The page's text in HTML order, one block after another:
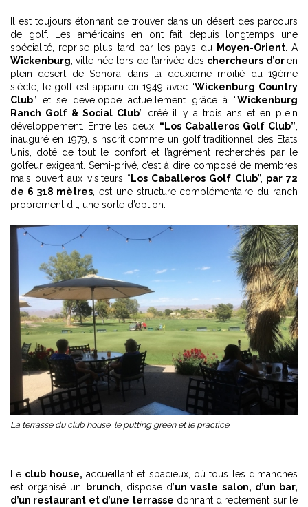
Il est toujours étonnant de trouver dans un désert des parcours
de golf. Les américains en ont fait depuis longtemps une
spécialité, reprise plus tard par les pays du
Moyen-Orient. A
Wickenburg , ville née lors de l’arrivée des chercheurs d’oren
plein désert de Sonora dans la deuxième moitié du 19ème
siècle, le golf est apparu en 1949 avec “Wickenburg Country
Club” et se développe actuellement grâce à “Wickenburg
Ranch Golf & Social Club” créé il y a trois ans et en plein
développement. Entre les deux, “Los Caballeros Golf Club”
inauguré en 1979, s’inscrit comme un golf traditionnel des Etats
Unis, doté de tout le confort et l’agrément recherchés par le
golfeur exigeant. Semi-privé, c’est à dire composé de membres
mais ouvert aux visiteurs “ Los Caballeros Golf Club”, par 72
de 6 318 mètres , est une structure complémentaire du ranch
proprement dit, une sorte d’option.
La terrasse du club house, le putting green et le practice.
Le club house, accueillant et spacieux, où tous les dimanches
est organisé un
brunch , dispose d’un vaste salon, d’un bar,
d’un restaurant et d’une terrasse donnant directement sur le